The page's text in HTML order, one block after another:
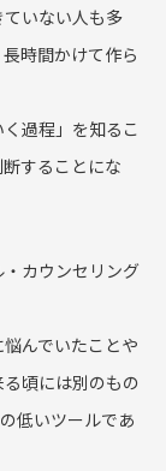
いない人も多
時間かけて作ら
過程」を知るこ
することにな
カウンセリング
んでいたことや
頃には別のもの
低いツールであ